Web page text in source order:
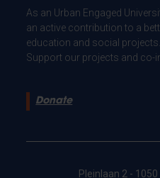
As an Urban Engaged
an active contribution to a
education and social
Support our projects and co-
Donate
Pleinlaan 2 -